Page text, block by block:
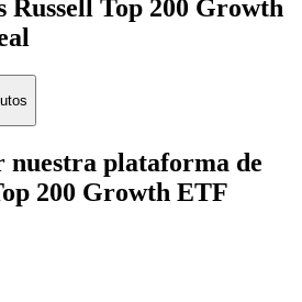
Russell Top 200 Growth
nuestra plataforma de
200 Growth ETF